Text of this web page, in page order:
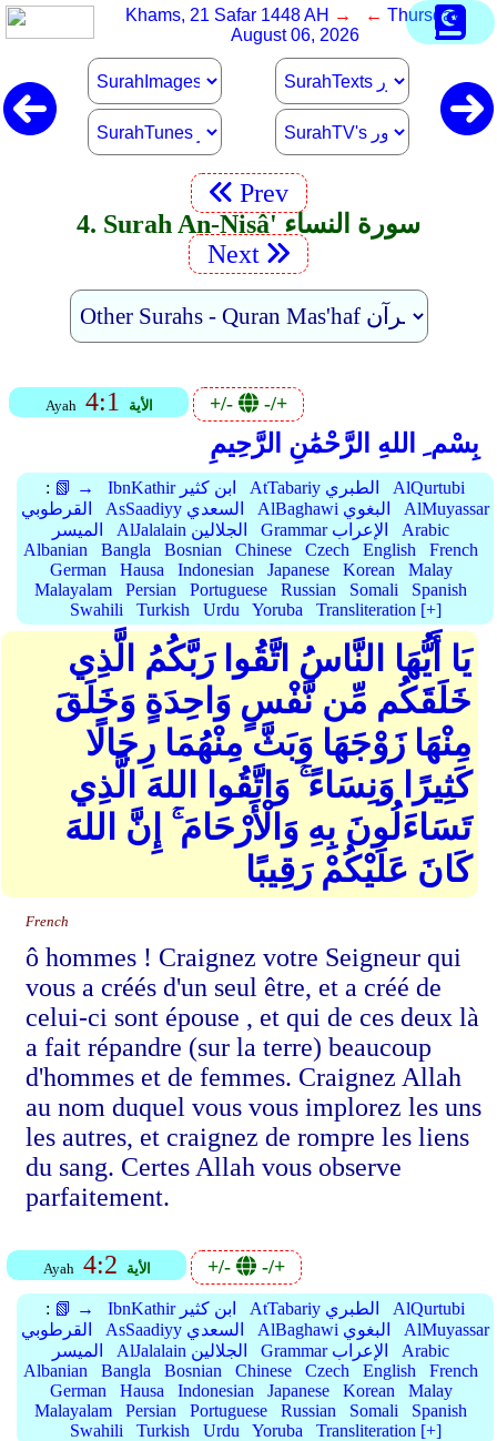
Khams, 21 Safar 1448 AH → ← Thursday,
August 06, 2026
Prev
4. Surah An-Nisâ' سورة النساء
Next
Ayah 4:1 الأية +/- -/+
بِسْم ِ اللهِ الرَّحْمَٰنِ الرَّحِيمِ
: 📗 → IbnKathir ابن كثير AtTabariy الطبري
AlQurtubi
القرطوبي
AsSaadiyy السعدي AlBaghawi البغوي
AlMuyassar
الميسر
AlJalalain الجلالين Grammar الإعراب
Arabic
Albanian
Bangla Bosnian Chinese Czech English
French
German
Hausa Indonesian Japanese Korean
Malay
Malayalam
Persian Portuguese Russian Somali
Spanish
Swahili
Turkish Urdu Yoruba Transliteration [+]
يَا أَيُّهَا النَّاسُ اتَّقُوا رَبَّكُمُ الَّذِي
خَلَقَكُم مِّن نَّفْسٍ وَاحِدَةٍ وَخَلَقَ
مِنْهَا زَوْجَهَا وَبَثَّ مِنْهُمَا رِجَالًا
كَثِيرًا وَنِسَاءً ۚ وَاتَّقُوا اللهَ الَّذِي
تَسَاءَلُونَ بِهِ وَالْأَرْحَامَ ۚ إِنَّ اللهَ
كَانَ عَلَيْكُمْ رَقِيبًا
French
ô hommes ! Craignez votre Seigneur qui
vous a créés d'un seul être, et a créé de
celui-ci sont épouse , et qui de ces deux là
a fait répandre (sur la terre) beaucoup
d'hommes et de femmes. Craignez Allah
au nom duquel vous vous implorez les uns
les autres, et craignez de rompre les liens
du sang. Certes Allah vous observe
parfaitement.
Ayah 4:2 الأية +/- -/+
: 📗 → IbnKathir ابن كثير AtTabariy الطبري
AlQurtubi
القرطوبي
AsSaadiyy السعدي AlBaghawi البغوي
AlMuyassar
الميسر
AlJalalain الجلالين Grammar الإعراب
Arabic
Albanian
Bangla Bosnian Chinese Czech English
French
German
Hausa Indonesian Japanese Korean
Malay
Malayalam
Persian Portuguese Russian Somali
Spanish
Swahili
Turkish Urdu Yoruba Transliteration [+]